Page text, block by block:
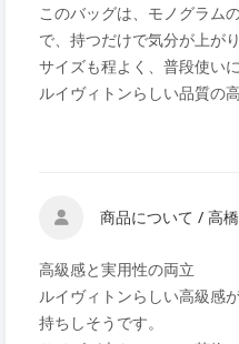
このバッグは、モノグラム
で、持つだけで気分が上がり
サイズも程よく、普段使い
ルイヴィトンらしい品質の
商品について / 高
高級感と実用性の両立
ルイヴィトンらしい高級感
持ちしそうです。